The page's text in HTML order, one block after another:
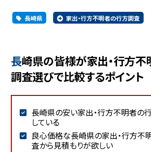
長崎県 家出・行方不明者の行方調査
長崎県の皆様が家出・行方不明者の行方
調査選びで比較するポイント
長崎県の安い家出・行方不明者の
している
良心価格な長崎県の家出・行方不
査から見積もりが欲しい